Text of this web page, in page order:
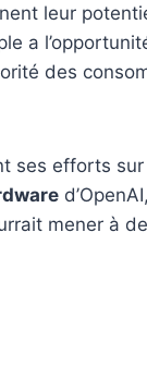
leur
des
ses efforts
mener à